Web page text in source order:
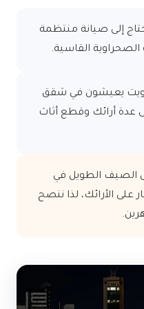
إلى صيانة منتظمة
الصحراوية القاسية.
يعيشون في شقق
عدة أرائك وقطع أثاث
الصيف الطويل في
على الأرائك، لذا ننصح